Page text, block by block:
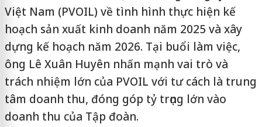
Việt Nam (PVOIL) về tình hình thực hiện kế
hoạch sản xuất kinh doanh năm 2025 và xây
dựng kế hoạch năm 2026. Tại buổi làm việc,
ông Lê Xuân Huyên nhấn mạnh vai trò và
trách nhiệm lớn của PVOIL với tư cách là trung
tâm doanh thu, đóng góp tỷ trọng lớn vào
doanh thu của Tập đoàn.